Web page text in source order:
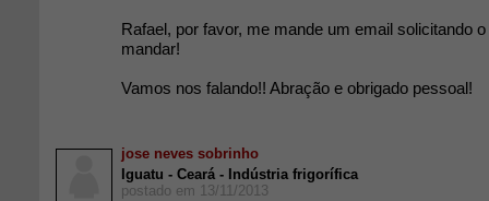
Rafael, por favor, me mande um email solicitando
mandar!
Vamos nos falando!! Abração e obrigado pessoal!
jose neves sobrinho
Iguatu - Ceará - Indústria frigorífica
postado em 13/11/2013